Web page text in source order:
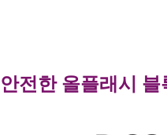
전한 올플래시 블